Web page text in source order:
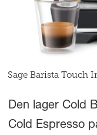
Sage Barista Touch
Den lager Cold
Cold Espresso